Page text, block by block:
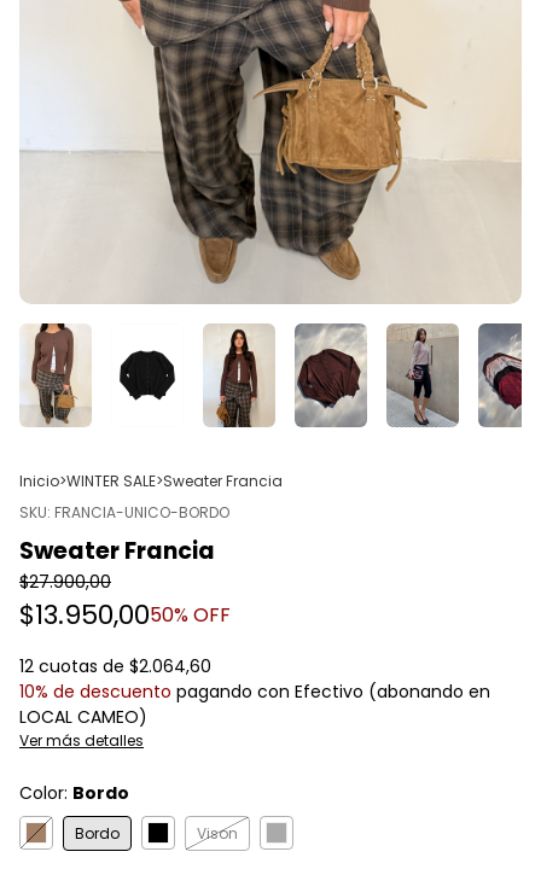
Inicio>WINTER SALE>Sweater Francia
SKU: FRANCIA-UNICO-BORDO
Sweater Francia
$27.900,00
$13.950,0050% OFF
12 cuotas de $2.064,60
10% de descuento pagando con Efectivo (abonando en
LOCAL CAMEO)
Ver más detalles
Color: Bordo
Bordo Vison